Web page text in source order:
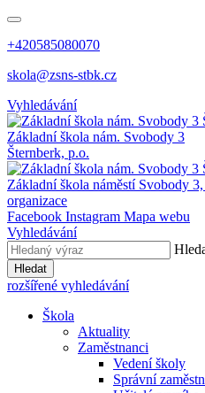
+420585080070
skola@zsns-stbk.cz
Vyhledávání
Základní škola nám. Svobody 3
Šternberk, p.o.
Základní škola náměstí Svobody
organizace
Facebook Instagram Mapa webu
Vyhledávání
Hledat
rozšířené vyhledávání
Škola
Aktuality
Zaměstnanci
Vedení školy
Správní